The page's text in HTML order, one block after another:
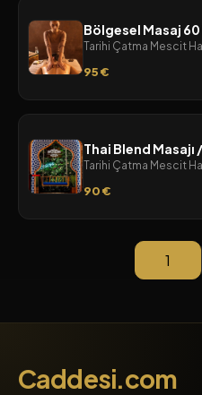
Bölgesel Masaj 60
Tarihi Çatma Mescit
95 €
Thai Blend Masajı
Tarihi Çatma Mescit
90 €
1
Caddesi.com